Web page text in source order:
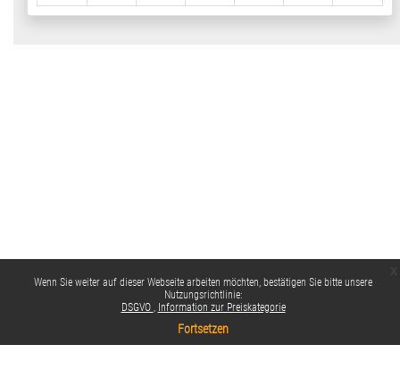
Wenn Sie weiter auf dieser Webseite arbeiten möchten, bestätigen Sie bitte unsere
Nutzungsrichtlinie:
DSGVO
Information zur Preiskategorie
Fortsetzen